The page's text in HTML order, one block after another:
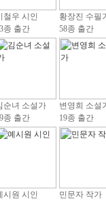
철우 시인
종 출간
황장진 수필
58종 출간
순녀 소설가
종 출간
변영희 소설
19종 출간
시원 시인
민문자 작가